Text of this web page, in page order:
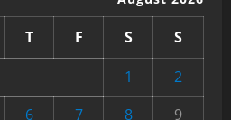
T F S
S
1
2
6 7 8 9